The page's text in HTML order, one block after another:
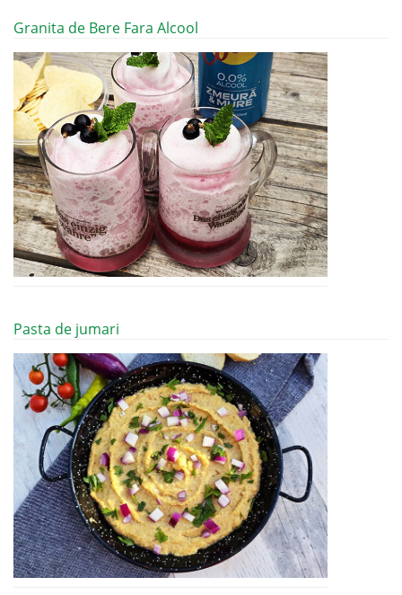
Granita de Bere Fara Alcool
Pasta de jumari